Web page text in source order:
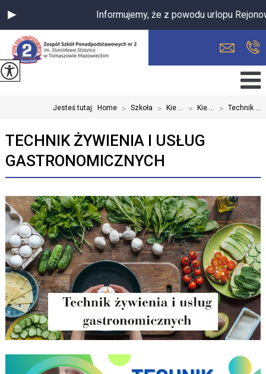
Informujemy, że z powodu urlopu
Jesteś tutaj: Home > Szkoła > Kie ... > Kie ... > Technik ...
TECHNIK ŻYWIENIA I USŁUG
GASTRONOMICZNYCH